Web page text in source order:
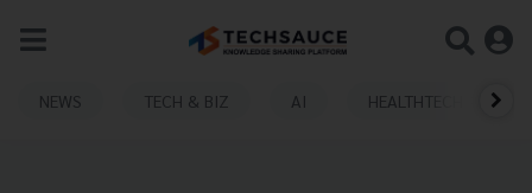
NEWS TECH & BIZ AI HEALTHTECH